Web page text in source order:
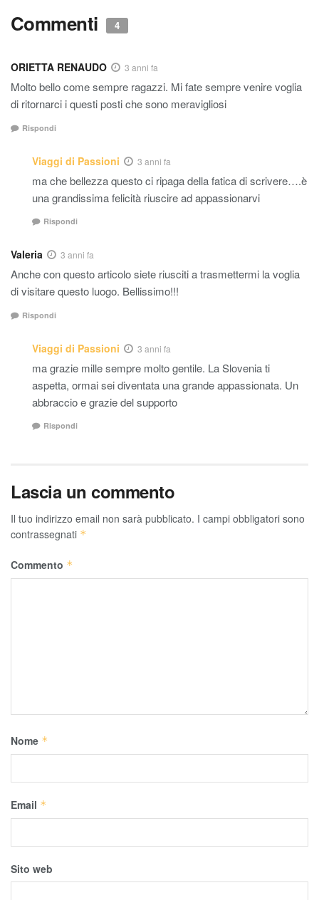
Commenti 4
ORIETTA RENAUDO 3 anni fa
Molto bello come sempre ragazzi. Mi fate sempre venire voglia
di ritornarci i questi posti che sono meravigliosi
Rispondi
Viaggi di Passioni 3 anni fa
ma che bellezza questo ci ripaga della fatica di scrivere….è
una grandissima felicità riuscire ad appassionarvi
Rispondi
Valeria 3 anni fa
Anche con questo articolo siete riusciti a trasmettermi la voglia
di visitare questo luogo. Bellissimo!!!
Rispondi
Viaggi di Passioni 3 anni fa
ma grazie mille sempre molto gentile. La Slovenia ti
aspetta, ormai sei diventata una grande appassionata. Un
abbraccio e grazie del supporto
Rispondi
Lascia un commento
Il tuo indirizzo email non sarà pubblicato. I campi obbligatori sono
contrassegnati *
Commento *
Nome *
Email *
Sito web